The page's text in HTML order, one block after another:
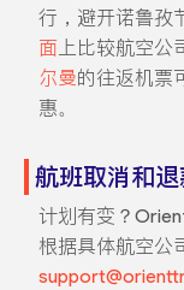
行，避开诺鲁孜
面 上比较航空公
尔曼的往返机票
惠。
航班取消和
计划有变？
根据具体航空公